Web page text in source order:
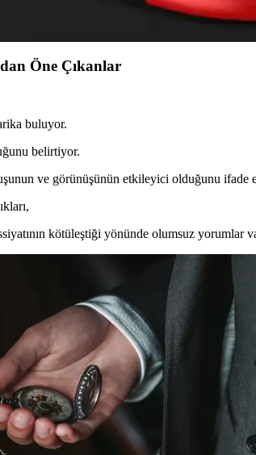
kılıflar, şıklık ve koruma sağlar.
Öne Çıkanlar
buluyor.
belirtiyor.
ve görünüşünün etkileyici olduğunu ifade
kötüleştiği yönünde olumsuz yorumlar